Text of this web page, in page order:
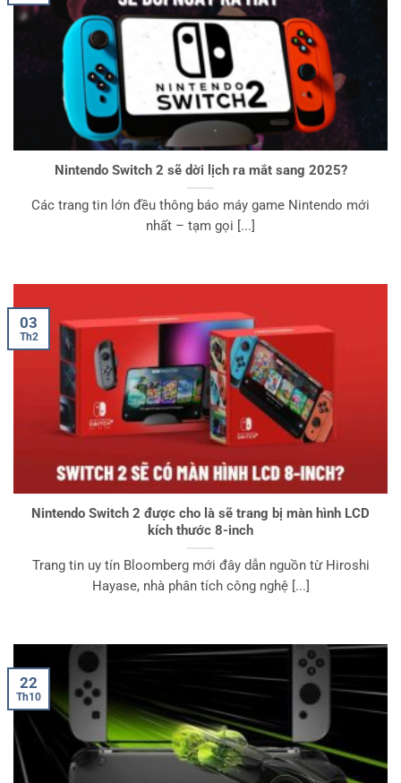
Nintendo Switch 2 sẽ dời lịch ra mắt sang 2025?
Các trang tin lớn đều thông báo máy game Nintendo mới
nhất – tạm gọi [...]
Nintendo Switch 2 được cho là sẽ trang bị màn hình LCD
kích thước 8-inch
Trang tin uy tín Bloomberg mới đây dẫn nguồn từ Hiroshi
Hayase, nhà phân tích công nghệ [...]
03
Th2
22
Th10